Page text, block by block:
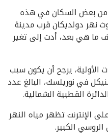
من بعض السكان في هذه
نهر دولديكان قرب مدينة
ما هي بعد، أدت إلى تغير
الأولية، يرجح أن يكون سبب
في نوريلسك، البالغ عدد
الإنترنت تظهر مياه النهر
الروسي الكبير.